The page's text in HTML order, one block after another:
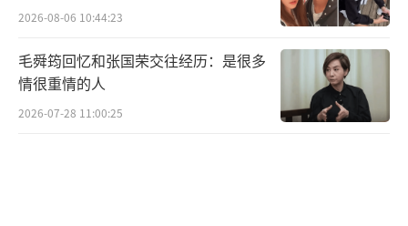
2026-08-06 10:44:23
毛舜筠回忆和张国荣交往经历：是很多
情很重情的人
2026-07-28 11:00:25